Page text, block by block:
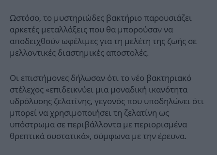
Ωστόσο, το μυστηριώδες βακτήριο παρουσιάζει
αρκετές μεταλλάξεις που θα μπορούσαν να
αποδειχθούν ωφέλιμες για τη μελέτη της ζωής σε
μελλοντικές διαστημικές αποστολές.
Οι επιστήμονες δήλωσαν ότι το νέο βακτηριακό
στέλεχος «επιδεικνύει μια μοναδική ικανότητα
υδρόλυσης ζελατίνης, γεγονός που υποδηλώνει ότι
μπορεί να χρησιμοποιήσει τη ζελατίνη ως
υπόστρωμα σε περιβάλλοντα με περιορισμένα
θρεπτικά συστατικά», σύμφωνα με την έρευνα.